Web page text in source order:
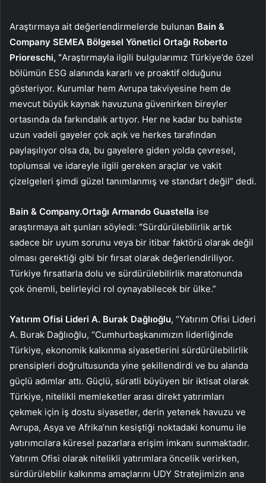
Araştırmaya ait değerlendirmelerde bulunan Bain &
Company SEMEA Bölgesel Yönetici Ortağı Roberto
Prioreschi, “Araştırmayla ilgili bulgularımız Türkiye’de özel
bölümün ESG alanında kararlı ve proaktif olduğunu
gösteriyor. Kurumlar hem Avrupa takviyesine hem de
mevcut büyük kaynak havuzuna güvenirken bireyler
ortasında da farkındalık artıyor. Her ne kadar bu bahiste
uzun vadeli gayeler çok açık ve herkes tarafından
paylaşılıyor olsa da, bu gayelere giden yolda çevresel,
toplumsal ve idareyle ilgili gereken araçlar ve vakit
çizelgeleri şimdi güzel tanımlanmış ve standart değil” dedi.
Bain & Company.Ortağı Armando Guastella ise
araştırmaya ait şunları söyledi: “Sürdürülebilirlik artık
sadece bir uyum sorunu veya bir itibar faktörü olarak değil
olması gerektiği gibi bir fırsat olarak değerlendiriliyor.
Türkiye fırsatlarla dolu ve sürdürülebilirlik maratonunda
çok önemli, belirleyici rol oynayabilecek bir ülke.”
Yatırım Ofisi Lideri A. Burak Dağlıoğlu, “Yatırım Ofisi Lideri
A. Burak Dağlıoğlu, “Cumhurbaşkanımızın liderliğinde
Türkiye, ekonomik kalkınma siyasetlerini sürdürülebilirlik
prensipleri doğrultusunda yine şekillendirdi ve bu alanda
güçlü adımlar attı. Güçlü, süratli büyüyen bir iktisat olarak
Türkiye, nitelikli memleketler arası direkt yatırımları
çekmek için iş dostu siyasetler, derin yetenek havuzu ve
Avrupa, Asya ve Afrika’nın kesiştiği noktadaki konumu ile
yatırımcılara küresel pazarlara erişim imkanı sunmaktadır.
Yatırım Ofisi olarak nitelikli yatırımlara öncelik verirken,
sürdürülebilir kalkınma amaçlarını UDY Stratejimizin ana